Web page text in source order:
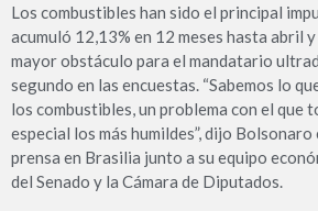
Los combustibles han sido el principal
acumuló 12,13% en 12 meses hasta abril
mayor obstáculo para el mandatario
segundo en las encuestas. “Sabemos lo
los combustibles, un problema con el que
especial los más humildes”, dijo
prensa en Brasilia junto a su equipo
del Senado y la Cámara de Diputados.